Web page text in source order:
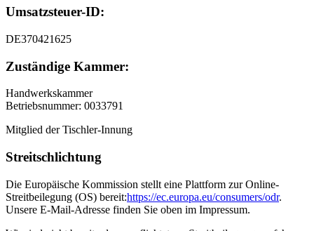
Umsatzsteuer-ID:
DE370421625
Zuständige Kammer:
Handwerkskammer
Betriebsnummer: 0033791
Mitglied der Tischler-Innung
Streitschlichtung
Die Europäische Kommission stellt eine Plattform zur Online-
Streitbeilegung (OS) bereit:https://ec.europa.eu/consumers/odr.
Unsere E-Mail-Adresse finden Sie oben im Impressum.